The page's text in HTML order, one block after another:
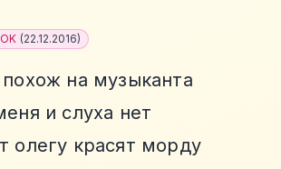
(22.12.2016)
на музыканта
и слуха нет
олегу красят морду